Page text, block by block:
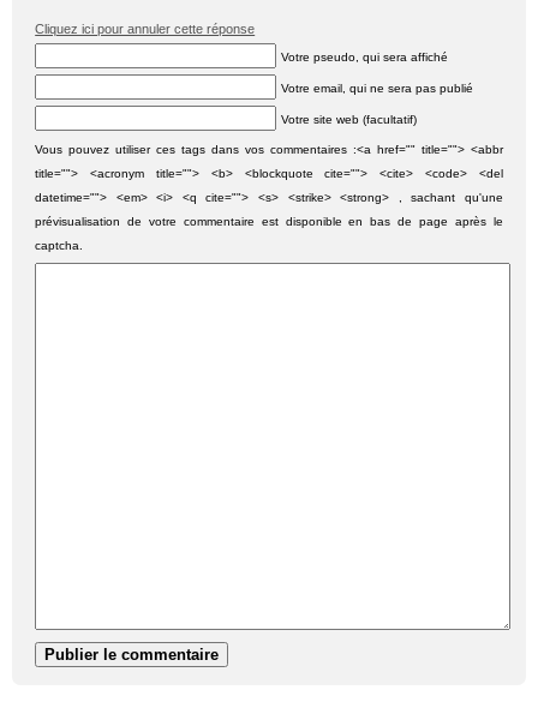
Cliquez ici pour annuler cette réponse
Votre pseudo, qui sera affiché
Votre email, qui ne sera pas publié
Votre site web (facultatif)
Vous pouvez utiliser ces tags dans vos commentaires :<a href="" title=""> <abbr
title=""> <acronym title=""> <b> <blockquote cite=""> <cite> <code> <del
datetime=""> <em> <i> <q cite=""> <s> <strike> <strong> , sachant qu'une
prévisualisation de votre commentaire est disponible en bas de page après le
captcha.